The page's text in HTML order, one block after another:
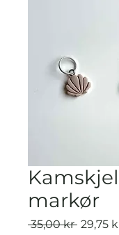
markør
35,00 kr Vanlig
29,75